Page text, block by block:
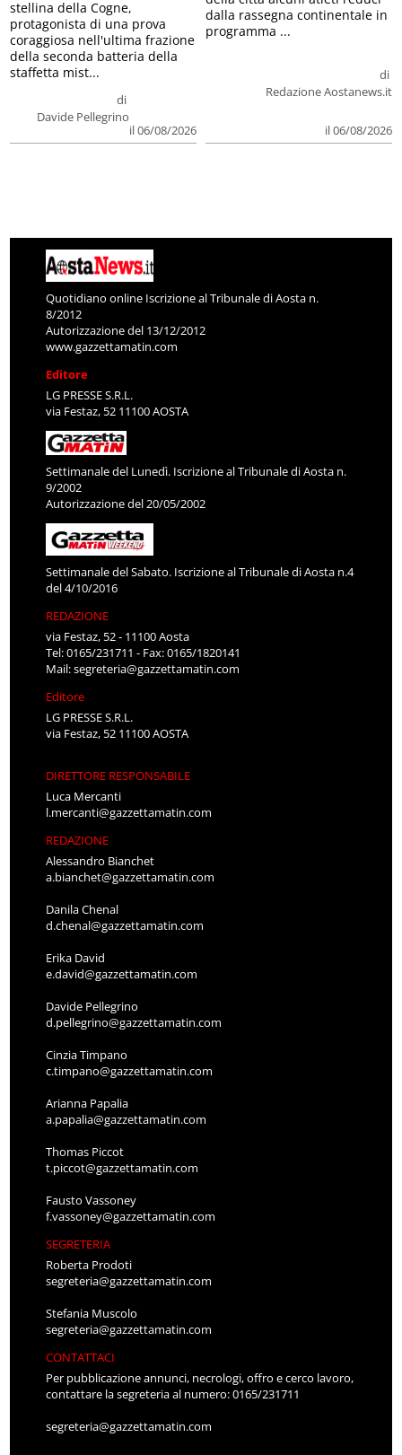
di
Davide Pellegrino
il 06/08/2026
stellina della Cogne,
protagonista di una prova
coraggiosa nell'ultima frazione
della seconda batteria della
staffetta mist...
di
Redazione Aostanews.it
il 06/08/2026
dalla rassegna continentale in
programma ...
Quotidiano online Iscrizione al Tribunale di Aosta n.
8/2012
Autorizzazione del 13/12/2012
www.gazzettamatin.com
Editore
LG PRESSE S.R.L.
via Festaz, 52 11100 AOSTA
Settimanale del Lunedì. Iscrizione al Tribunale di Aosta n.
9/2002
Autorizzazione del 20/05/2002
Settimanale del Sabato. Iscrizione al Tribunale di Aosta n.4
del 4/10/2016
REDAZIONE
via Festaz, 52 - 11100 Aosta
Tel: 0165/231711 - Fax: 0165/1820141
Mail:segreteria@gazzettamatin.com
Editore
LG PRESSE S.R.L.
via Festaz, 52 11100 AOSTA
DIRETTORE RESPONSABILE
Luca Mercanti
l.mercanti@gazzettamatin.com
REDAZIONE
Alessandro Bianchet
a.bianchet@gazzettamatin.com
Danila Chenal
d.chenal@gazzettamatin.com
Erika David
e.david@gazzettamatin.com
Davide Pellegrino
d.pellegrino@gazzettamatin.com
Cinzia Timpano
c.timpano@gazzettamatin.com
Arianna Papalia
a.papalia@gazzettamatin.com
Thomas Piccot
t.piccot@gazzettamatin.com
Fausto Vassoney
f.vassoney@gazzettamatin.com
SEGRETERIA
Roberta Prodoti
segreteria@gazzettamatin.com
Stefania Muscolo
segreteria@gazzettamatin.com
CONTATTACI
Per pubblicazione annunci, necrologi, offro e cerco lavoro,
contattare la segreteria al numero: 0165/231711
segreteria@gazzettamatin.com